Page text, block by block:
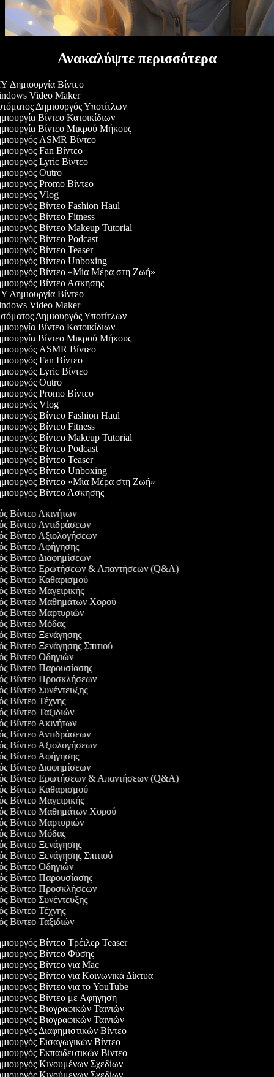
Ανακαλύψτε περισσότερα
Δημιουργία Βίντεο
Video Maker
Δημιουργός Υποτίτλων
Βίντεο Κατοικίδιων
Βίντεο Μικρού Μήκους
ASMR Βίντεο
Fan Βίντεο
Lyric Βίντεο
Outro
Promo Βίντεο
Vlog
Βίντεο Fashion Haul
Βίντεο Fitness
Βίντεο Makeup Tutorial
Βίντεο Podcast
Βίντεο Teaser
Βίντεο Unboxing
Βίντεο «Μία Μέρα στη Ζωή»
Βίντεο Άσκησης
Δημιουργία Βίντεο
Video Maker
Δημιουργός Υποτίτλων
Βίντεο Κατοικίδιων
Βίντεο Μικρού Μήκους
ASMR Βίντεο
Fan Βίντεο
Lyric Βίντεο
Outro
Promo Βίντεο
Vlog
Βίντεο Fashion Haul
Βίντεο Fitness
Βίντεο Makeup Tutorial
Βίντεο Podcast
Βίντεο Teaser
Βίντεο Unboxing
Βίντεο «Μία Μέρα στη Ζωή»
Βίντεο Άσκησης
Βίντεο Ακινήτων
Βίντεο Αντιδράσεων
Βίντεο Αξιολογήσεων
Βίντεο Αφήγησης
Βίντεο Διαφημίσεων
Βίντεο Ερωτήσεων & Απαντήσεων (Q&A)
Βίντεο Καθαρισμού
Βίντεο Μαγειρικής
Βίντεο Μαθημάτων Χορού
Βίντεο Μαρτυριών
Βίντεο Μόδας
Βίντεο Ξενάγησης
Βίντεο Ξενάγησης Σπιτιού
Βίντεο Οδηγιών
Βίντεο Παρουσίασης
Βίντεο Προσκλήσεων
Βίντεο Συνέντευξης
Βίντεο Τέχνης
Βίντεο Ταξιδιών
Βίντεο Ακινήτων
Βίντεο Αντιδράσεων
Βίντεο Αξιολογήσεων
Βίντεο Αφήγησης
Βίντεο Διαφημίσεων
Βίντεο Ερωτήσεων & Απαντήσεων (Q&A)
Βίντεο Καθαρισμού
Βίντεο Μαγειρικής
Βίντεο Μαθημάτων Χορού
Βίντεο Μαρτυριών
Βίντεο Μόδας
Βίντεο Ξενάγησης
Βίντεο Ξενάγησης Σπιτιού
Βίντεο Οδηγιών
Βίντεο Παρουσίασης
Βίντεο Προσκλήσεων
Βίντεο Συνέντευξης
Βίντεο Τέχνης
Βίντεο Ταξιδιών
Βίντεο Τρέιλερ Teaser
Βίντεο Φύσης
Βίντεο για Mac
Βίντεο για Κοινωνικά Δίκτυα
Βίντεο για το YouTube
Βίντεο με Αφήγηση
Βιογραφικών Ταινιών
Βιογραφικών Ταινιών
Διαφημιστικών Βίντεο
Εισαγωγικών Βίντεο
Εκπαιδευτικών Βίντεο
Κινουμένων Σχεδίων